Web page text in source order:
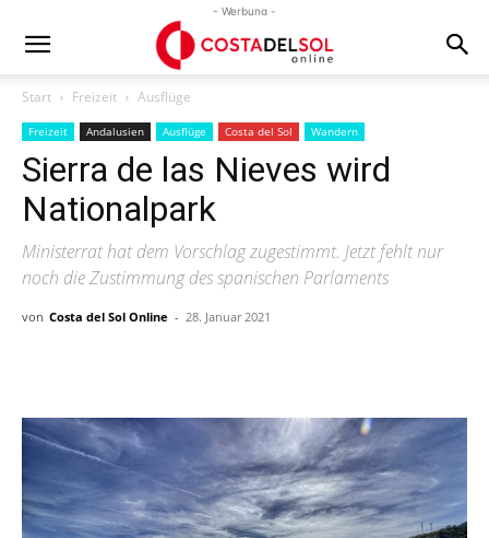
- Werbung -
Start Freizeit Ausflüge
Freizeit Andalusien Ausflüge Costa del Sol Wandern
Sierra de las Nieves wird
Nationalpark
Ministerrat hat dem Vorschlag zugestimmt. Jetzt fehlt nur
noch die Zustimmung des spanischen Parlaments
von Costa del Sol Online - 28. Januar 2021